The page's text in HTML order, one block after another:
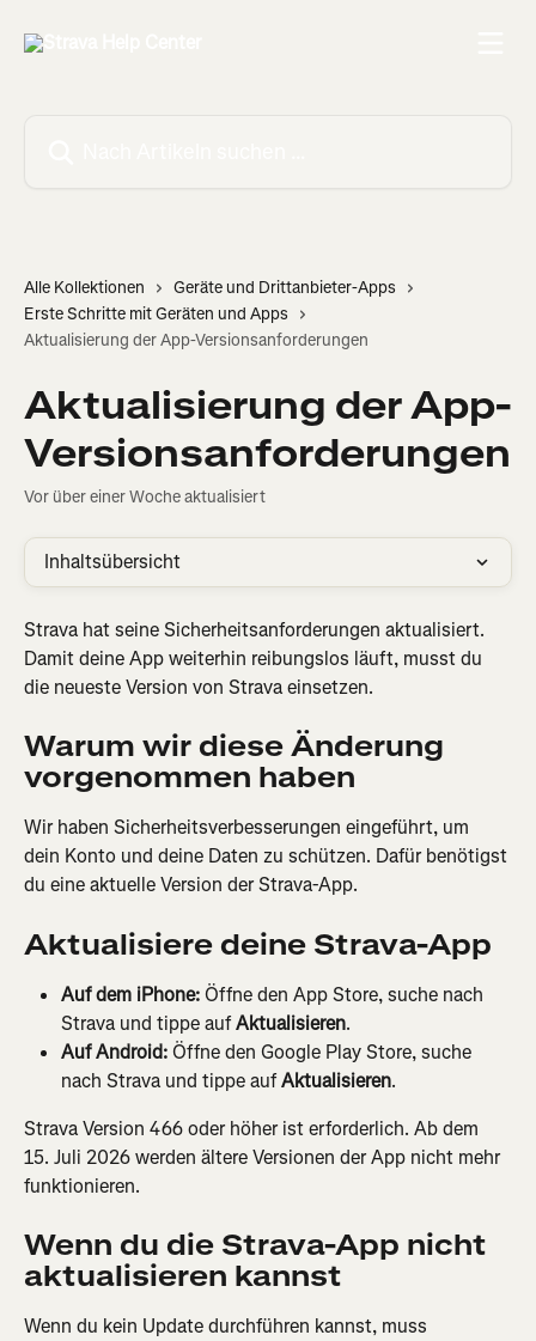
Alle Kollektionen
Geräte und Drittanbieter-Apps
Erste Schritte mit Geräten und Apps
Aktualisierung der App-Versionsanforderungen
Aktualisierung der App-
Versionsanforderungen
Vor über einer Woche aktualisiert
Inhaltsübersicht
Strava hat seine Sicherheitsanforderungen aktualisiert.
Damit deine App weiterhin reibungslos läuft, musst du
die neueste Version von Strava einsetzen.
Warum wir diese Änderung
vorgenommen haben
Wir haben Sicherheitsverbesserungen eingeführt, um
dein Konto und deine Daten zu schützen. Dafür benötigst
du eine aktuelle Version der Strava-App.
Aktualisiere deine Strava-App
Auf dem iPhone: Öffne den App Store, suche nach
Strava und tippe auf Aktualisieren.
Auf Android: Öffne den Google Play Store, suche
nach Strava und tippe auf Aktualisieren.
Strava Version 466 oder höher ist erforderlich. Ab dem
15. Juli 2026 werden ältere Versionen der App nicht mehr
funktionieren.
Wenn du die Strava-App nicht
aktualisieren kannst
Wenn du kein Update durchführen kannst, muss